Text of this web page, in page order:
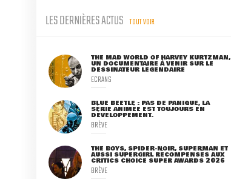
LES DERNIÈRES ACTUS TOUT VOIR
THE MAD WORLD OF HARVEY KURTZMAN,
UN DOCUMENTAIRE À VENIR SUR LE
DESSINATEUR LÉGENDAIRE
ECRANS
BLUE BEETLE : PAS DE PANIQUE, LA
SÉRIE ANIMÉE EST TOUJOURS EN
DÉVELOPPEMENT.
BRÈVE
THE BOYS, SPIDER-NOIR, SUPERMAN ET
AUSSI SUPERGIRL RÉCOMPENSÉS AUX
CRITICS CHOICE SUPER AWARDS 2026
BRÈVE